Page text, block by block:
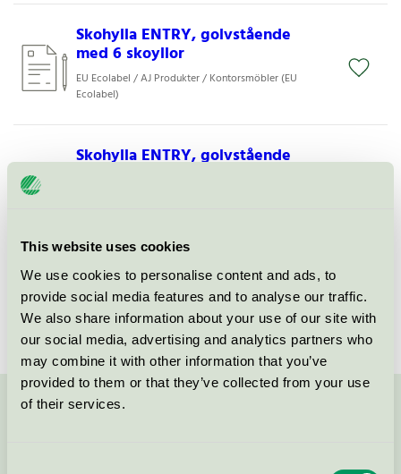
This website uses cookies
We use cookies to personalise content and ads, to
provide social media features and to analyse our traffic.
We also share information about your use of our site with
our social media, advertising and analytics partners who
may combine it with other information that you’ve
provided to them or that they’ve collected from your use
of their services.
Skohylla ENTRY, golvstående
med 6 skoyllor
EU Ecolabel / AJ Produkter / Kontorsmöbler (EU
Ecolabel)
Skohylla ENTRY, golvstående
Skohylla ENTRY, vägghängd med
3 skohyllor
EU Ecolabel / AJ Produkter / Kontorsmöbler (EU
Ecolabel)